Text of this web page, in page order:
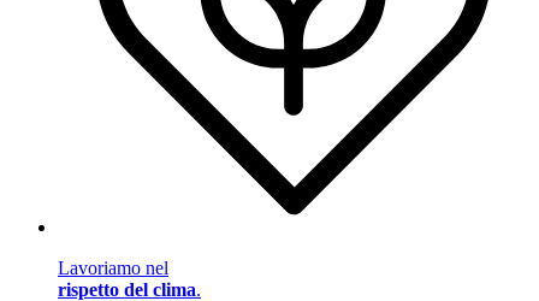
Lavoriamo nel
rispetto del clima.